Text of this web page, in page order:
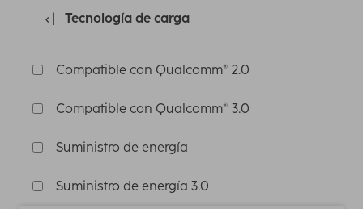
Tecnología de carga
Compatible con Qualcomm® 2.0
Compatible con Qualcomm® 3.0
Suministro de energía
Suministro de energía 3.0